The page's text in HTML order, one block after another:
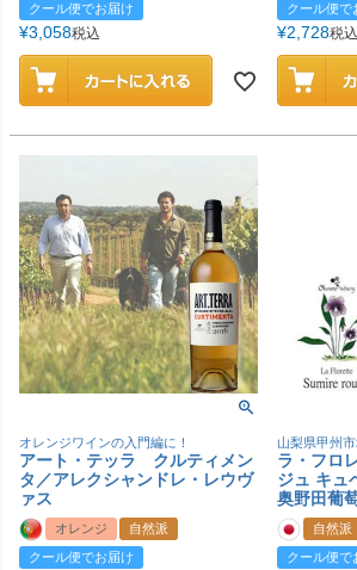
クール便でお届け
¥3,058税込
クール便で
¥2,728税込
オレンジワインの入門編に！
アート・テッラ クルティメン
タ／アレクシャンドレ・レウヴ
ァス
オレンジ
自然派
クール便でお届け
山梨県甲州
ラ・フロ
ジュ キュ
奥野田葡
自然派
クール便で